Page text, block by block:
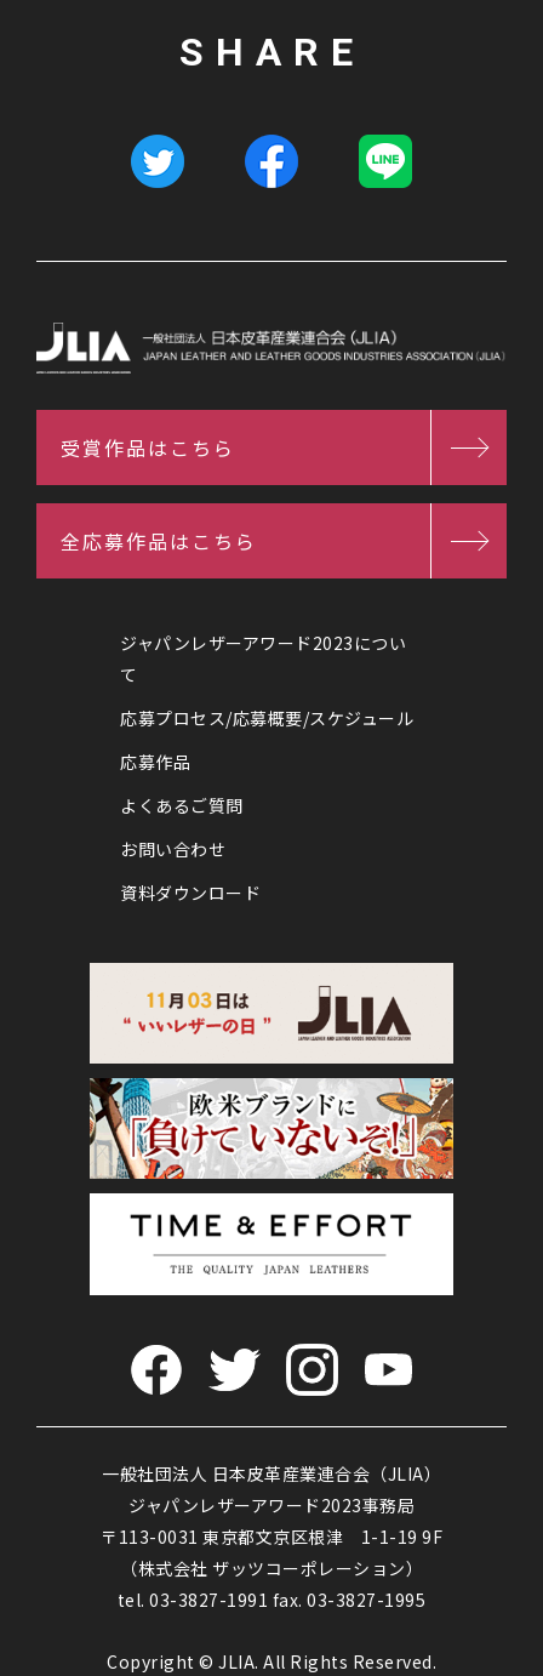
SHARE
受賞作品はこちら
全応募作品はこちら
ジャパンレザーアワード2023につい
て
応募プロセス/応募概要/スケジュール
応募作品
よくあるご質問
お問い合わせ
資料ダウンロード
一般社団法人 日本皮革産業連合会（JLIA）
ジャパンレザーアワード2023事務局
〒113-0031 東京都文京区根津 1-1-19 9F
（株式会社 ザッツコーポレーション）
tel. 03-3827-1991 fax. 03-3827-1995
Copyright © JLIA. All Rights Reserved.